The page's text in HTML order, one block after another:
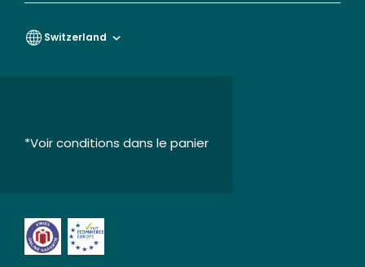
Switzerland
*Voir conditions dans le panier